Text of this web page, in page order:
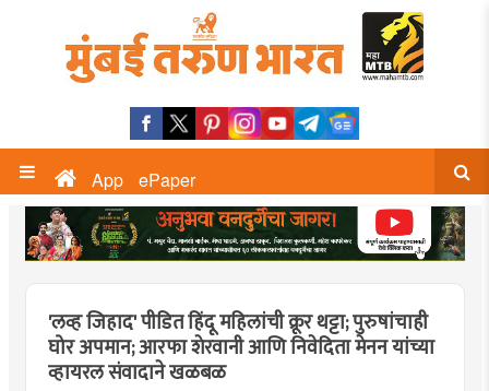
App ePaper
'लव्ह जिहाद' पीडित हिंदू महिलांची क्रूर थट्टा; पुरुषांचाही
घोर अपमान; आरफा शेरवानी आणि निवेदिता मेनन यांच्या
व्हायरल संवादाने खळबळ